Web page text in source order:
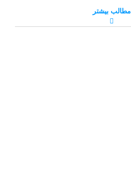
مطالب بیشتر